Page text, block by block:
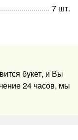
букет, и Вы
24 часов, мы
7 шт.